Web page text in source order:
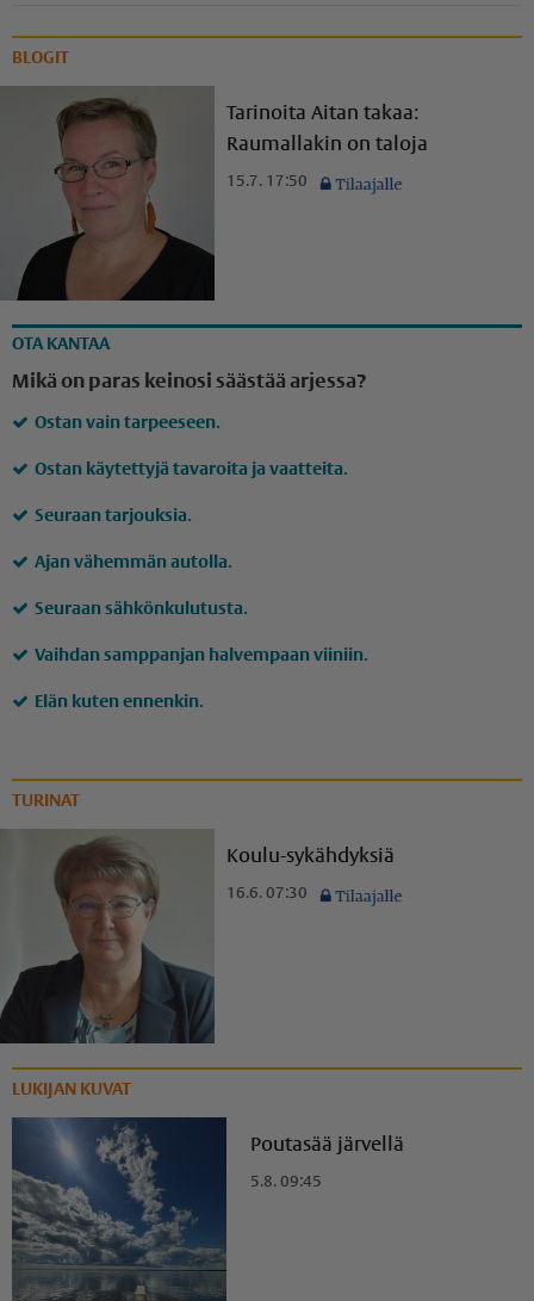
BLOGIT
Tarinoita Aitan takaa:
Raumallakin on taloja
15.7. 17:50
OTA KANTAA
Mikä on paras keinosi säästää arjessa?
Ostan vain tarpeeseen.
Ostan käytettyjä tavaroita ja vaatteita.
Seuraan tarjouksia.
Ajan vähemmän autolla.
Seuraan sähkönkulutusta.
Vaihdan samppanjan halvempaan viiniin.
Elän kuten ennenkin.
TURINAT
Koulu-sykähdyksiä
16.6. 07:30
LUKIJAN KUVAT
Poutasää järvellä
5.8. 09:45